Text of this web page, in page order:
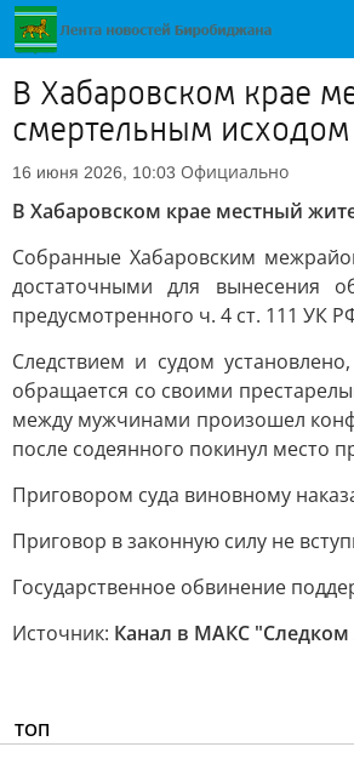
В Хабаровском крае
смертельным исходом
16 июня 2026, 10:03 Официально
В Хабаровском крае местный
Собранные Хабаровским
достаточными для вынесения
предусмотренного ч. 4 ст. 111 УК
Следствием и судом
обращается со своими
между мужчинами произошел
после содеянного покинул место
Приговором суда виновному
Приговор в законную силу не
Государственное обвинение
Источник: Канал в МАКС "Следком
ТОП